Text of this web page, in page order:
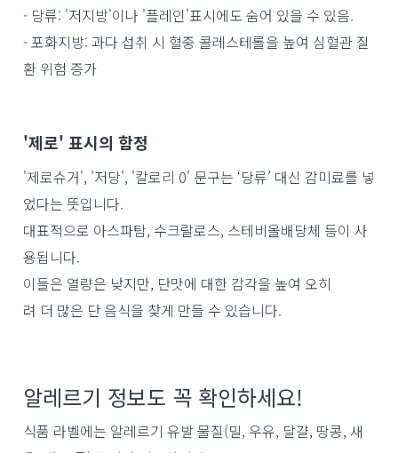
- 당류: '저지방'이나 '플레인'표시에도 숨어 있을 수 있음.
- 포화지방: 과다 섭취 시 혈중 콜레스테롤을 높여 심혈관 질
환 위험 증가
'제로' 표시의 함정
'제로슈거', '저당', '칼로리 0' 문구는 ‘당류’ 대신 감미료를 넣
었다는 뜻입니다.
대표적으로 아스파탐, 수크랄로스, 스테비올배당체 등이 사
용됩니다.
이들은 열량은 낮지만, 단맛에 대한 감각을 높여 오히
려 더 많은 단 음식을 찾게 만들 수 있습니다.
알레르기 정보도 꼭 확인하세요!
식품 라벨에는 알레르기 유발 물질(밀, 우유, 달걀, 땅콩, 새